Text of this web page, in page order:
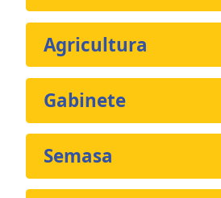
Agricultura
Gabinete
Semasa